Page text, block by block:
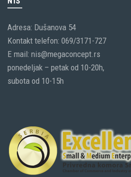
Adresa: Dušanova 54
Kontakt telefon: 069/3171-727
E mail: nis@megaconcept.rs
ponedeljak – petak od 10-20h,
subota od 10-15h